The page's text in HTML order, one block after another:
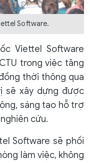
Software.
Viettel Software
trong việc tăng
thời thông qua
sẽ xây dựng được
sáng tạo hỗ trợ
cứu.
Software sẽ phối
làm việc, không